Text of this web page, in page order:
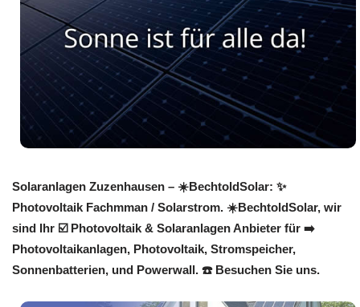
Solaranlagen Zuzenhausen – ☀️BechtoldSolar: ✨
Photovoltaik Fachmman / Solarstrom. ☀️BechtoldSolar, wir
sind Ihr ☑️ Photovoltaik & Solaranlagen Anbieter für ➡️
Photovoltaikanlagen, Photovoltaik, Stromspeicher,
Sonnenbatterien, und Powerwall. ☎️ Besuchen Sie uns.